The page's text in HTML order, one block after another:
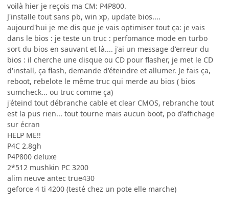
voilà hier je reçois ma CM: P4P800.
J'installe tout sans pb, win xp, update bios....
aujourd'hui je me dis que je vais optimiser tout ça: je vais
dans le bios : je teste un truc : perfomance mode en turbo
sort du bios en sauvant et là.... j'ai un message d'erreur du
bios : il cherche une disque ou CD pour flasher, je met le CD
d'install, ça flash, demande d'éteindre et allumer. Je fais ça,
reboot, rebelote le même truc qui merde au bios ( bios
sumcheck... ou truc comme ça)
j'éteind tout débranche cable et clear CMOS, rebranche tout
est la pus rien... tout tourne mais aucun boot, po d'affichage
sur écran
HELP ME!!
P4C 2.8gh
P4P800 deluxe
2*512 mushkin PC 3200
alim neuve antec true430
geforce 4 ti 4200 (testé chez un pote elle marche)